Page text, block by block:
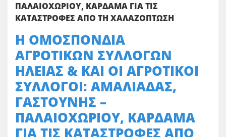
ΠΑΛΑΙΟΧΩΡΙΟΥ, ΚΑΡΔΑΜΑ ΓΙΑ ΤΙΣ
ΚΑΤΑΣΤΡΟΦΕΣ ΑΠΟ ΤΗ ΧΑΛΑΖΟΠΤΩΣΗ
Η ΟΜΟΣΠΟΝΔΙΑ
ΑΓΡΟΤΙΚΩΝ ΣΥΛΛΟΓΩΝ
ΗΛΕΙΑΣ & ΚΑΙ ΟΙ ΑΓΡΟΤΙΚΟΙ
ΣΥΛΛΟΓΟΙ: ΑΜΑΛΙΑΔΑΣ,
ΓΑΣΤΟΥΝΗΣ –
ΠΑΛΑΙΟΧΩΡΙΟΥ, ΚΑΡΔΑΜΑ
ΓΙΑ ΤΙΣ ΚΑΤΑΣΤΡΟΦΕΣ ΑΠΟ